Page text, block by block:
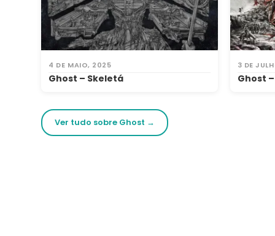
4 DE MAIO, 2025
Ghost – Skeletá
3 DE
Ghost
Ver tudo sobre Ghost →